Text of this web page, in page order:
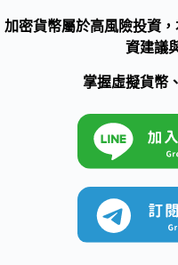
加密貨幣屬於高風險投資
資建議
掌握虛擬貨幣